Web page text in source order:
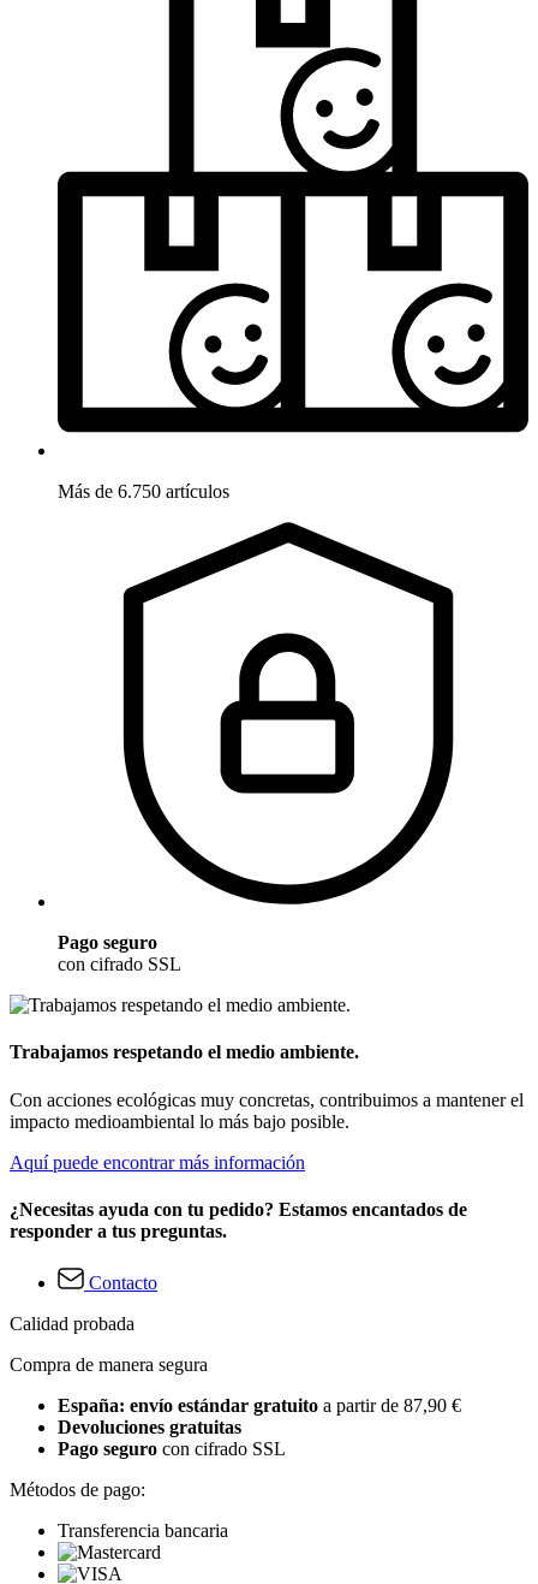
Más de 6.750 artículos
Pago seguro
con cifrado SSL
Trabajamos respetando el medio ambiente.
Con acciones ecológicas muy concretas, contribuimos a mantener el
impacto medioambiental lo más bajo posible.
Aquí puede encontrar más información
¿Necesitas ayuda con tu pedido? Estamos encantados de
responder a tus preguntas.
Contacto
Calidad probada
Compra de manera segura
España: envío estándar gratuito a partir de 87,90 €
Devoluciones gratuitas
Pago seguro con cifrado SSL
Métodos de pago:
Transferencia bancaria